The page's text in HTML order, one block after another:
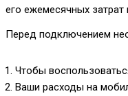
его ежемесячных затрат
Перед подключением
Чтобы
Ваши расходы на